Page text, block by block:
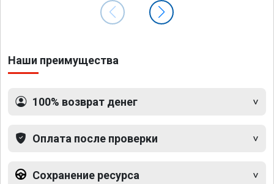
Наши преимущества
100% возврат денег
Оплата после проверки
Сохранение ресурса